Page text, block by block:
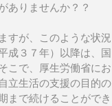
ありませんか？？
すが、このような状況
成３７年）以降は、国
こで、厚生労働省にお
立生活の支援の目的の
まで続けることができ